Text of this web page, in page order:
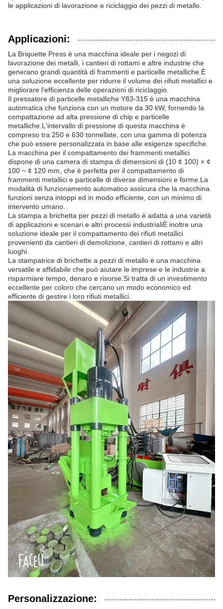
le applicazioni di lavorazione e riciclaggio dei pezzi di metallo.
Applicazioni:
La Briquette Press è una macchina ideale per i negozi di
lavorazione dei metalli, i cantieri di rottami e altre industrie che
generano grandi quantità di frammenti e particelle metalliche.È
una soluzione eccellente per ridurre il volume dei rifiuti metallici e
migliorare l'efficienza delle operazioni di riciclaggio.
Il pressatore di particelle metalliche Y83-315 è una macchina
automatica che funziona con un motore da 30 kW, fornendo la
compattazione ad alta pressione di chip e particelle
metalliche.L'intervallo di pressione di questa macchina è
compreso tra 250 e 630 tonnellate, con una gamma di potenza
che può essere personalizzata in base alle esigenze specifiche.
La macchina per il compattamento dei frammenti metallici
dispone di una camera di stampa di dimensioni di (10 ¢ 100) × ¢
100 ~ ¢ 120 mm, che è perfetta per il compattamento di
frammenti metallici e particelle di diverse dimensioni e forme.La
modalità di funzionamento automatico assicura che la macchina
funzioni senza intoppi ed in modo efficiente, con un minimo di
intervento umano.
La stampa a brichetta per pezzi di metallo è adatta a una varietà
di applicazioni e scenari.e altri processi industrialiÈ inoltre una
soluzione ideale per il compattamento dei rifiuti metallici
provenienti da cantieri di demolizione, cantieri di rottami e altri
luoghi.
La stampatrice di brichette a pezzi di metallo è una macchina
versatile e affidabile che può aiutare le imprese e le industrie a
risparmiare tempo, denaro e risorse.Si tratta di un investimento
eccellente per coloro che cercano un modo economico ed
efficiente di gestire i loro rifiuti metallici.
Personalizzazione: